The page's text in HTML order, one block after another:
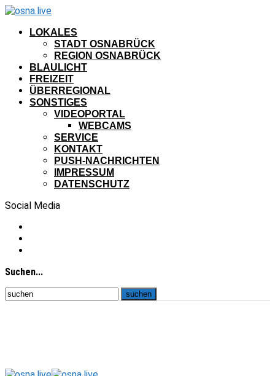
LOKALES
STADT OSNABRÜCK
REGION OSNABRÜCK
BLAULICHT
FREIZEIT
ÜBERREGIONAL
SONSTIGES
VIDEOPORTAL
WEBCAMS
SERVICE
KONTAKT
PUSH-NACHRICHTEN
IMPRESSUM
DATENSCHUTZ
Social Media
Suchen...